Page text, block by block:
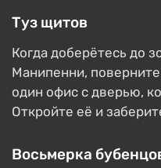
Туз щитов
Когда доберётесь до
Манипенни,
один офис с дверью,
Откройте её и
Восьмерка